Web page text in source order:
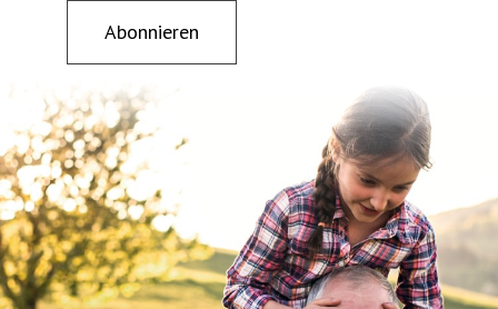
Abonnieren